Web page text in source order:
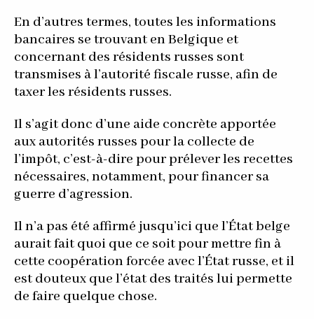
En d’autres termes, toutes les informations
bancaires se trouvant en Belgique et
concernant des résidents russes sont
transmises à l’autorité fiscale russe, afin de
taxer les résidents russes.
Il s’agit donc d’une aide concrète apportée
aux autorités russes pour la collecte de
l’impôt, c’est-à-dire pour prélever les recettes
nécessaires, notamment, pour financer sa
guerre d’agression.
Il n’a pas été affirmé jusqu’ici que l’État belge
aurait fait quoi que ce soit pour mettre fin à
cette coopération forcée avec l’État russe, et il
est douteux que l’état des traités lui permette
de faire quelque chose.